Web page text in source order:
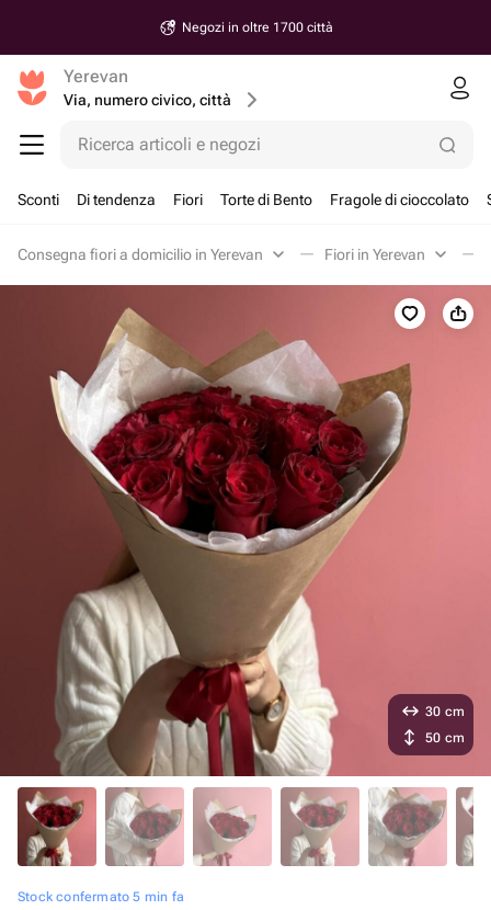
Negozi in oltre 1700 città
Yerevan
Via, numero civico, città
Ricerca articoli e negozi
Sconti Di tendenza Fiori Torte di Bento Fragole di cioccolato
Consegna fiori a domicilio in Yerevan Fiori in Yerevan
Stock confermato 5 min fa
30 cm
50 cm